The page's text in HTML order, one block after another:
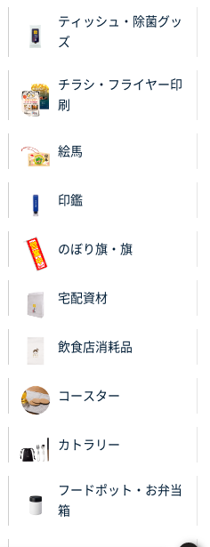
ティッシュ・除菌グッ
ズ
チラシ・フライヤー印
刷
絵馬
印鑑
のぼり旗・旗
宅配資材
飲食店消耗品
コースター
カトラリー
フードポット・お弁当
箱